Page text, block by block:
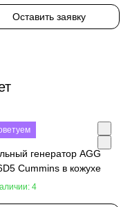
Оставить заявку
₽
генератор AGG
Cummins в кожухе
4